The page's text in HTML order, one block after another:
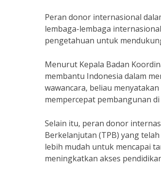
Peran donor internasional
lembaga-lembaga
pengetahuan untuk
Menurut Kepala Badan
membantu Indonesia dalam
wawancara, beliau
mempercepat pembangunan di
Selain itu, peran donor
Berkelanjutan (TPB) yang
lebih mudah untuk mencapai
meningkatkan akses